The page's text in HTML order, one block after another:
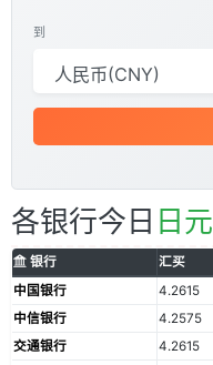
到
各银行今日 日元
银行 汇买
中国银行
4.2615
中信银行
4.2575
交通银行
4.2615